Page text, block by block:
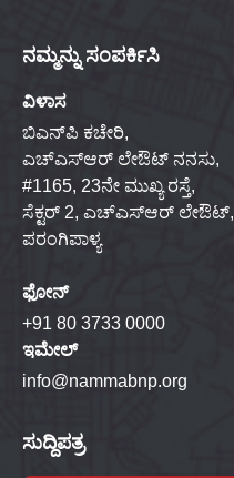
ನಮ್ಮನ್ನು ಸಂಪರ್ಕಿಸಿ
ವಿಳಾಸ
ಬಿಎನ್‌ಪಿ ಕಚೇರಿ,
ಎಚ್‌ಎಸ್‌ಆರ್ ಲೇಔಟ್ ನನಸು,
#1165, 23ನೇ ಮುಖ್ಯ ರಸ್ತೆ,
ಸೆಕ್ಟರ್ 2, ಎಚ್‌ಎಸ್‌ಆರ್ ಲೇಔಟ್,
ಪರಂಗಿಪಾಳ್ಯ
ಫೋನ್
+91 80 3733 0000
ಇಮೇಲ್
info@nammabnp.org
ಸುದ್ದಿಪತ್ರ